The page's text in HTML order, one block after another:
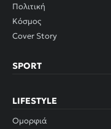
Πολιτική
Κόσμος
Cover Story
SPORT
LIFESTYLE
Ομορφιά